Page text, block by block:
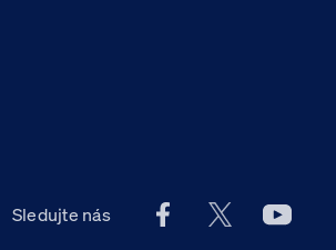
Sledujte nás Facebook účet
X účet